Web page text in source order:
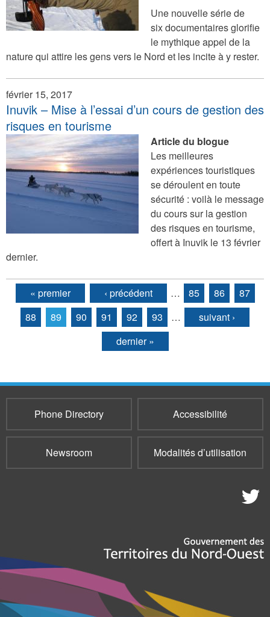
Une nouvelle série de
six documentaires glorifie
le mythique appel de la
nature qui attire les gens vers le Nord et les incite à y rester.
février 15, 2017
Inuvik – Mise à l’essai d’un cours de gestion des
risques en tourisme
Article du blogue
Les meilleures
expériences touristiques
se déroulent en toute
sécurité : voilà le message
du cours sur la gestion
des risques en tourisme,
offert à Inuvik le 13 février
dernier.
Pages
« premier ‹ précédent … 85 86
87
88
89 90 91 92 93 …
suivant ›
dernier »
Phone Directory Accessibilité
Newsroom Modalités d’utilisation